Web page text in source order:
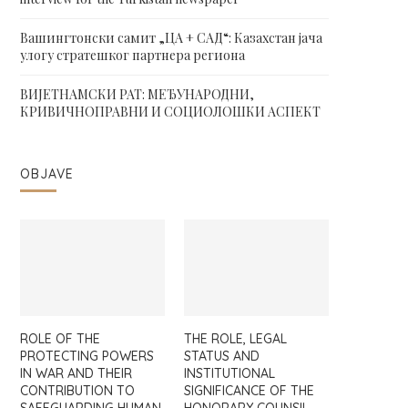
Вашингтонски самит „ЦА + САД“: Казахстан јача
улогу стратешког партнера региона
ВИЈЕТНАМСКИ РАТ: МЕЂУНАРОДНИ,
КРИВИЧНОПРАВНИ И СОЦИОЛОШКИ АСПЕКТ
OBJAVE
ROLE OF THE
PROTECTING POWERS
IN WAR AND THEIR
CONTRIBUTION TO
THE ROLE, LEGAL
STATUS AND
INSTITUTIONAL
SIGNIFICANCE OF THE